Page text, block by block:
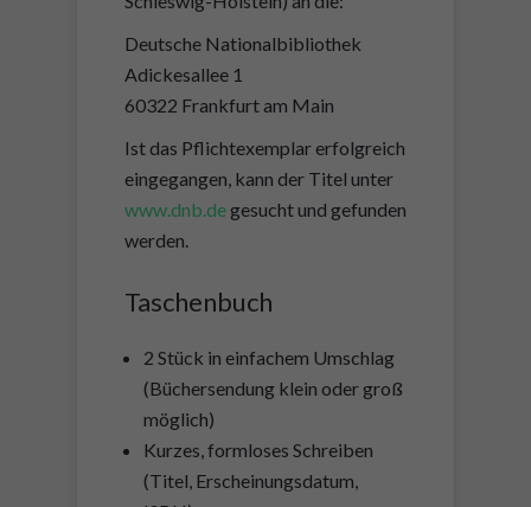
Deutsche Nationalbibliothek
Adickesallee 1
60322 Frankfurt am Main
Ist das Pflichtexemplar erfolgreich
eingegangen, kann der Titel unter
www.dnb.degesucht und gefunden
werden.
Taschenbuch
2 Stück in einfachem Umschlag
(Büchersendung klein oder groß
möglich)
Kurzes, formloses Schreiben
(Titel, Erscheinungsdatum,